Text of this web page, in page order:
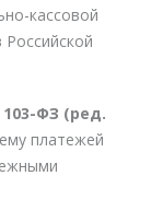
кассовой
103-ФЗ (ред.
платежей